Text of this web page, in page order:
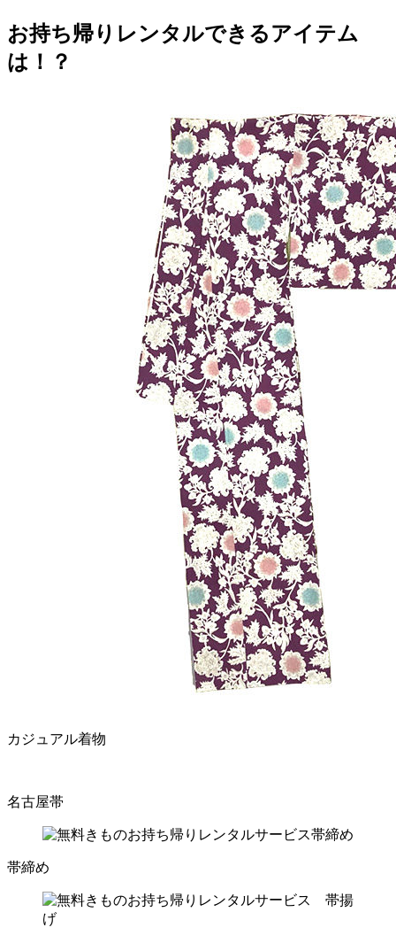
お持ち帰りレンタルできるアイテム
は！？
カジュアル着物
名古屋帯
帯締め